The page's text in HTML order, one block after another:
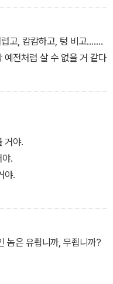
고, 캄캄하고, 텅 비고…….
예전처럼 살 수 없을 거 같다
거야.
.
야.
놈은 유죕니까, 무죕니까?